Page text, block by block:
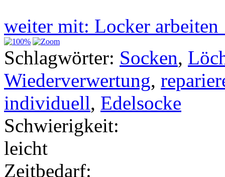
weiter mit: Locker
Schlagwörter: Socken,
Wiederverwertung,
individuell, Edelsocke
Schwierigkeit:
leicht
Zeitbedarf: